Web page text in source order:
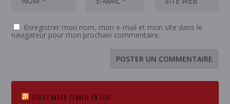
Enregistrer mon nom, mon e-mail et mon site dans le
navigateur pour mon prochain commentaire.
ECOTEZ RADIO PLURIEL EN LIVE